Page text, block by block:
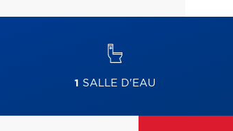
1 SALLE D'EAU